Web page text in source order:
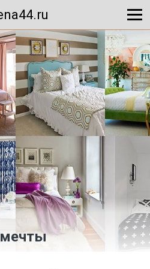
мечты